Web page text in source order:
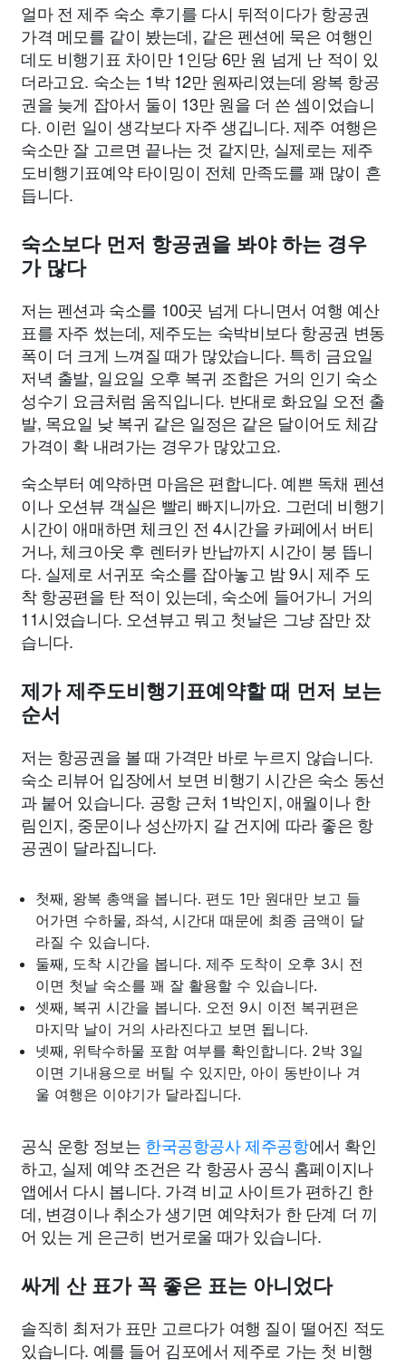
얼마 전 제주 숙소 후기를 다시 뒤적이다가 항공권
가격 메모를 같이 봤는데, 같은 펜션에 묵은 여행인
데도 비행기표 차이만 1인당 6만 원 넘게 난 적이 있
더라고요. 숙소는 1박 12만 원짜리였는데 왕복 항공
권을 늦게 잡아서 둘이 13만 원을 더 쓴 셈이었습니
다. 이런 일이 생각보다 자주 생깁니다. 제주 여행은
숙소만 잘 고르면 끝나는 것 같지만, 실제로는 제주
도비행기표예약 타이밍이 전체 만족도를 꽤 많이 흔
듭니다.
숙소보다 먼저 항공권을 봐야 하는 경우
가 많다
저는 펜션과 숙소를 100곳 넘게 다니면서 여행 예산
표를 자주 썼는데, 제주도는 숙박비보다 항공권 변동
폭이 더 크게 느껴질 때가 많았습니다. 특히 금요일
저녁 출발, 일요일 오후 복귀 조합은 거의 인기 숙소
성수기 요금처럼 움직입니다. 반대로 화요일 오전 출
발, 목요일 낮 복귀 같은 일정은 같은 달이어도 체감
가격이 확 내려가는 경우가 많았고요.
숙소부터 예약하면 마음은 편합니다. 예쁜 독채 펜션
이나 오션뷰 객실은 빨리 빠지니까요. 그런데 비행기
시간이 애매하면 체크인 전 4시간을 카페에서 버티
거나, 체크아웃 후 렌터카 반납까지 시간이 붕 뜹니
다. 실제로 서귀포 숙소를 잡아놓고 밤 9시 제주 도
착 항공편을 탄 적이 있는데, 숙소에 들어가니 거의
11시였습니다. 오션뷰고 뭐고 첫날은 그냥 잠만 잤
습니다.
제가 제주도비행기표예약할 때 먼저 보는
순서
저는 항공권을 볼 때 가격만 바로 누르지 않습니다.
숙소 리뷰어 입장에서 보면 비행기 시간은 숙소 동선
과 붙어 있습니다. 공항 근처 1박인지, 애월이나 한
림인지, 중문이나 성산까지 갈 건지에 따라 좋은 항
공권이 달라집니다.
첫째, 왕복 총액을 봅니다. 편도 1만 원대만 보고 들
어가면 수하물, 좌석, 시간대 때문에 최종 금액이 달
라질 수 있습니다.
둘째, 도착 시간을 봅니다. 제주 도착이 오후 3시 전
이면 첫날 숙소를 꽤 잘 활용할 수 있습니다.
셋째, 복귀 시간을 봅니다. 오전 9시 이전 복귀편은
마지막 날이 거의 사라진다고 보면 됩니다.
넷째, 위탁수하물 포함 여부를 확인합니다. 2박 3일
이면 기내용으로 버틸 수 있지만, 아이 동반이나 겨
울 여행은 이야기가 달라집니다.
공식 운항 정보는 한국공항공사 제주공항에서 확인
하고, 실제 예약 조건은 각 항공사 공식 홈페이지나
앱에서 다시 봅니다. 가격 비교 사이트가 편하긴 한
데, 변경이나 취소가 생기면 예약처가 한 단계 더 끼
어 있는 게 은근히 번거로울 때가 있습니다.
싸게 산 표가 꼭 좋은 표는 아니었다
솔직히 최저가 표만 고르다가 여행 질이 떨어진 적도
있습니다. 예를 들어 김포에서 제주로 가는 첫 비행